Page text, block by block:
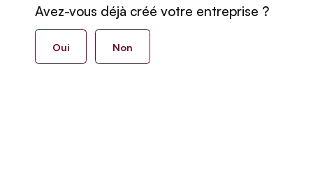
Avez-vous déjà créé votre entreprise ?
Oui Non